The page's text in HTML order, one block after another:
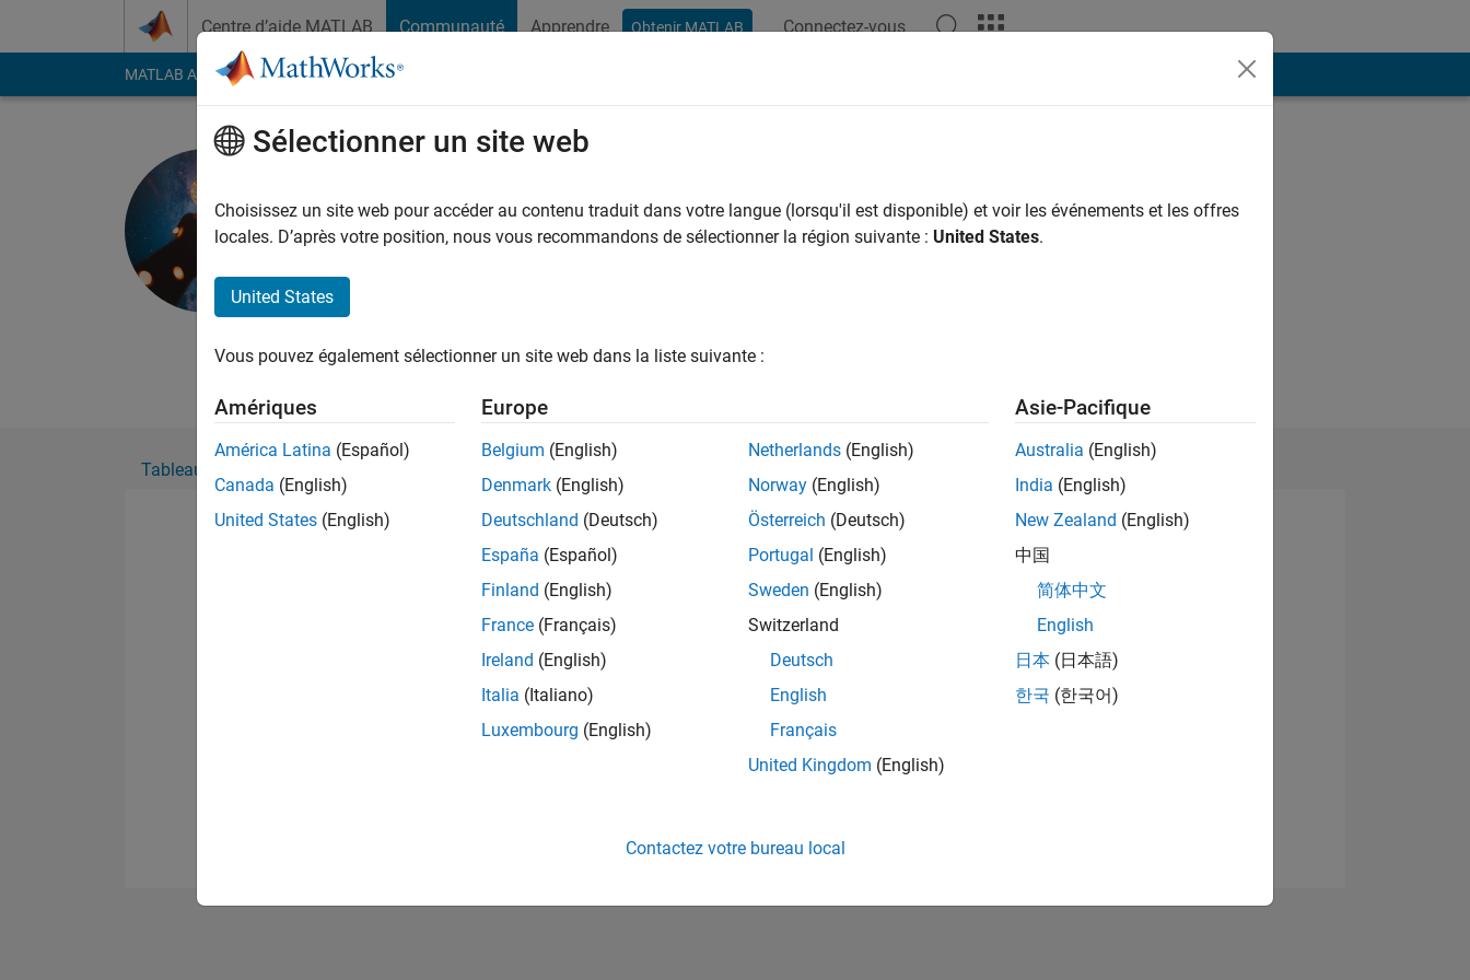
Centre d’aide MATLAB Communauté Apprendre Obtenir MATLAB Connectez-vous
MATLAB Answers File Exchange Cody
Actif depuis 2020
Followers:0Following:0
Masters Student
IIT Kanpur
Tableau de bord
Pleaselogin to endorse this person in a skill
Sélectionner un site web
Choisissez un site web pour accéder au contenu traduit dans votre langue (lorsqu'il est disponible) et voir les événements et les offres
locales. D’après votre position, nous vous recommandons de sélectionner la région suivante : United States.
United States
Vous pouvez également sélectionner un site web dans la liste suivante :
Amériques
América Latina (Español)
Canada (English)
United States (English)
Europe
Belgium (English)
Denmark (English)
Deutschland (Deutsch)
España (Español)
Finland (English)
France (Français)
Ireland (English)
Italia (Italiano)
Luxembourg (English)
Netherlands (English)
Norway (English)
Österreich (Deutsch)
Portugal (English)
Sweden (English)
Switzerland
Deutsch
English
Français
United Kingdom (English)
Asie-Pacifique
Australia (English)
India (English)
New Zealand (English)
中国
简体中文
English
日本 (日本語)
한국 (한국어)
Contactez votre bureau local